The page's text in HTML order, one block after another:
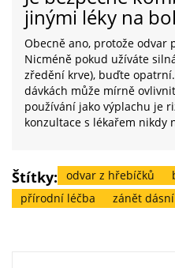
jinými léky na
Obecně ano, protože odvar
Nicméně pokud užíváte
zředění krve), buďte
dávkách může mírně
používání jako výplachu je
konzultace s lékařem nikdy
Štítky: odvar z hřebíčků
přírodní léčba
zánět dásní